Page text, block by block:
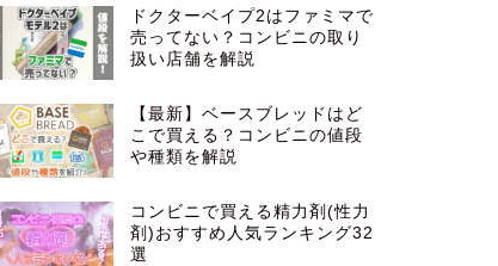
ドクターベイプ2はファミマで
売ってない？コンビニの取り
扱い店舗を解説
【最新】ベースブレッドはど
こで買える？コンビニの値段
や種類を解説
コンビニで買える精力剤(性力
剤)おすすめ人気ランキング32
選